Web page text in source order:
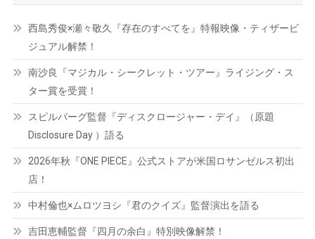
西島秀俊×瀬々敬久『存在のすべてを』特報映像・ティザービ
ジュアル解禁！
南沙良『マジカル・シークレット・ツアー』ライジング・ス
ター賞を受賞！
スピルバーグ監督『ディスクロージャー・デイ』（原題
Disclosure Day ）語る
2026年秋『ONE PIECE』公式ストアが米国ロサンゼルス初出
店！
中村倫也×ムロツヨシ『君のクイズ』監督演出を語る
吉田恵輔監督『四月の余白』特別映像解禁！